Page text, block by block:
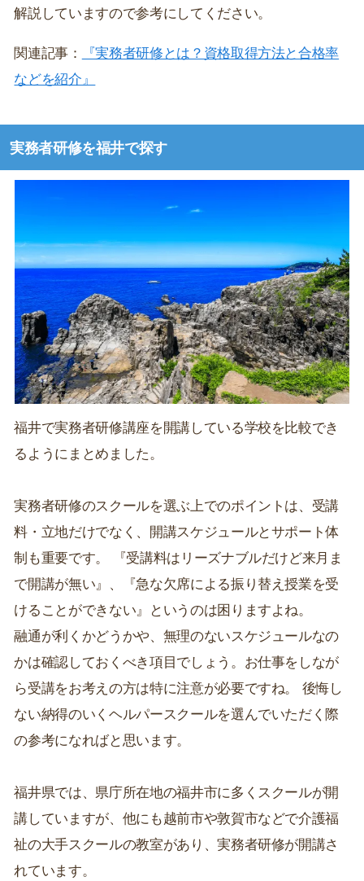
解説していますので参考にしてください。
関連記事：
『実務者研修とは？資格取得方法と合格率
などを紹介』
実務者研修を福井で探す
福井で実務者研修講座を開講している学校を比較でき
るようにまとめました。
実務者研修のスクールを選ぶ上でのポイントは、受講
料・立地だけでなく、開講スケジュールとサポート体
制も重要です。 『受講料はリーズナブルだけど来月ま
で開講が無い』、『急な欠席による振り替え授業を受
けることができない』というのは困りますよね。
融通が利くかどうかや、無理のないスケジュールなの
かは確認しておくべき項目でしょう。お仕事をしなが
ら受講をお考えの方は特に注意が必要ですね。 後悔し
ない納得のいくヘルパースクールを選んでいただく際
の参考になればと思います。
福井県では、県庁所在地の福井市に多くスクールが開
講していますが、他にも越前市や敦賀市などで介護福
祉の大手スクールの教室があり、実務者研修が開講さ
れています。